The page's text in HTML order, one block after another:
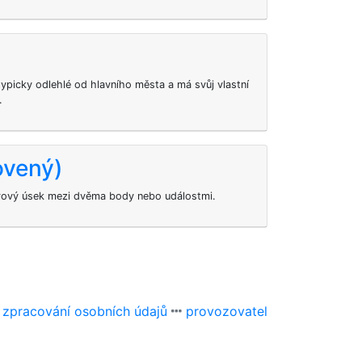
odlehlé od hlavního města a má svůj vlastní
úsek mezi dvěma body nebo událostmi.
osobních údajů provozovatel